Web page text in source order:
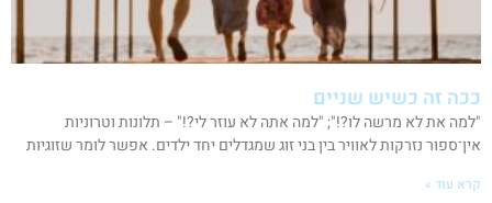
ככה זה כשיש שניים
"למה את לא מרשה לו?!"; "למה אתה לא עוזר לי?!" – תלונות וטרוניות
אין־ספור נזרקות לאוויר בין בני זוג שמגדלים יחד ילדים. אפשר לומר שזוגיות
קרא עוד »